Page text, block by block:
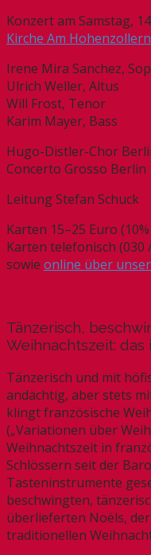
Konzert am Samstag,
Kirche Am
Irene Mira Sanchez,
Ulrich Weller, Altus
Will Frost, Tenor
Karim Mayer, Bass
Hugo-Distler-Chor
Concerto Grosso Berlin
Leitung Stefan Schuck
Karten 15–25 Euro
Karten telefonisch (030
sowie online über
Tänzerisch,
Weihnachtszeit: das
Tänzerisch und mit
andächtig, aber stets
klingt französische
(„Variationen über
Weihnachtszeit in
Schlössern seit der
Tasteninstrumente
beschwingten,
überlieferten Noëls,
traditionellen